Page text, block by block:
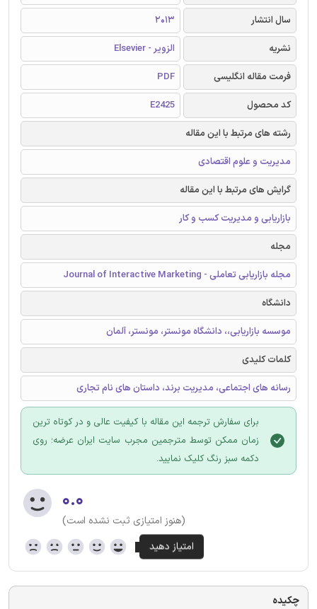
سال انتشار
2013
نشریه
الزویر - Elsevier
فرمت مقاله انگلیسی
PDF
کد محصول
E2425
رشته های مرتبط با این مقاله
مدیریت و علوم اقتصادی
گرایش های مرتبط با این مقاله
بازاریابی و مدیریت کسب و کار
مجله
مجله بازاریابی تعاملی - Journal of Interactive Marketing
دانشگاه
موسسه بازاریابی،، دانشگاه مونستر، مونستر، آلمان
کلمات کلیدی
رسانه های اجتماعی، مدیریت برند، داستان های نام تجاری
برای سفارش ترجمه این مقاله با کیفیت عالی و در کوتاه ترین
زمان ممکن توسط مترجمین مجرب سایت ایران عرضه؛ روی
دکمه سبز رنگ کلیک نمایید.
۰.۰
(هنوز امتیازی ثبت نشده است)
چکیده